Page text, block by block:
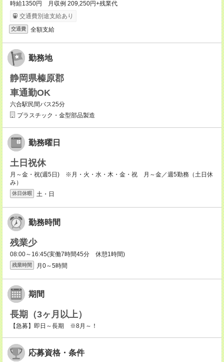
時給1350円 月収例 209,250円+残業代
交通費別途支給あり
交通費 全額支給
勤務地
静岡県榛原郡
車通勤OK
六合駅民間バス25分
プラスチック・金型部品製造
勤務曜日
土日祝休
月～金・祝(週5日) ※月・火・水・木・金・祝 月～金／週5勤務（土日休
み）
休日休暇 土・日
勤務時間
残業少
08:00～16:45(実働7時間45分 休憩1時間)
残業時間 月0～5時間
期間
長期（3ヶ月以上）
【急募】即日～長期 ※8月～！
応募資格・条件